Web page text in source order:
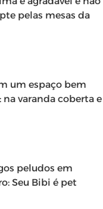
pelas mesas da
um espaço bem
varanda coberta e
peludos em
Seu Bibi é pet